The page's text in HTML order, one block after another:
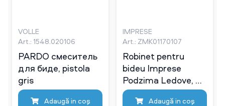
VOLLE
Art.: 1548.020106
PARDO смеситель
для биде, pistola
gris
Adaugă in coş
IMPRESE
Art.: ZMK01170107
Robinet pentru
bideu Imprese
Podzima Ledove, 35
mm
Adaugă in coş